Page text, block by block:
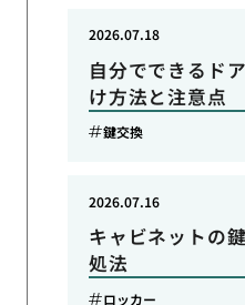
自分でできるド
け方法と注意点
2026.07.18
鍵交換
キャビネットの
処法
2026.07.16
ロッカー